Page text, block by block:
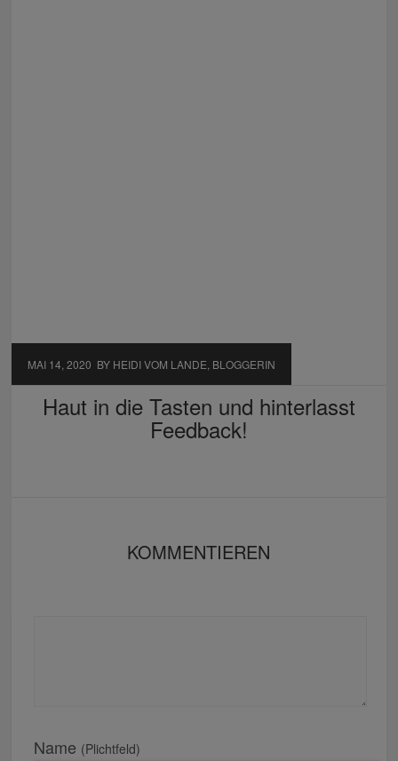
MAI 14, 2020 BY HEIDI VOM LANDE, BLOGGERIN
Haut in die Tasten und hinterlasst
Feedback!
KOMMENTIEREN
Name (Plichtfeld)